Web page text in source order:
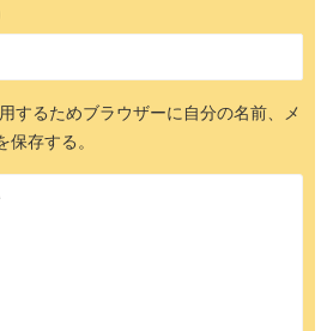
するためブラウザーに自分の名前、メ
存する。